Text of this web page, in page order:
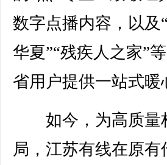
数字点播内容，以及
华夏”“残疾人之家”
省用户提供一站式暖
如今，为高质量
局，江苏有线在原